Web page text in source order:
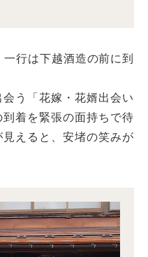
行は下越酒造の前に到
う「花嫁・花婿出会い
着を緊張の面持ちで待
えると、安堵の笑みが